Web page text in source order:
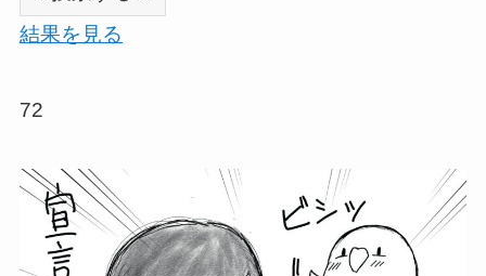
結果を見る
72